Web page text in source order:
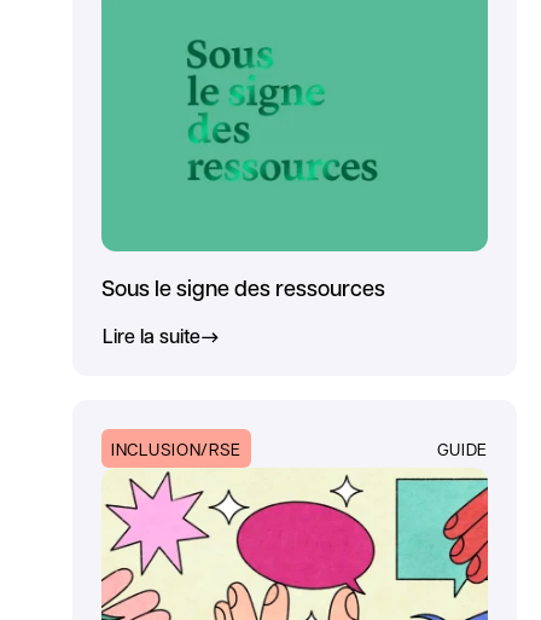
Sous le signe des ressources
Lire la suite
INCLUSION/RSE GUIDE